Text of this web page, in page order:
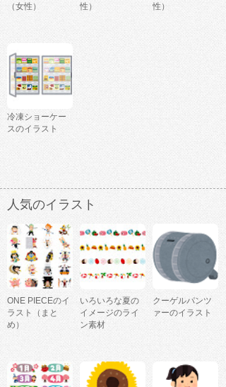
（女性） 性） 性）
冷凍ショーケー
スのイラスト
人気のイラスト
ONE PIECEのイ
ラスト（まと
め）
いろいろな夏の
イメージのライ
ン素材
クーゲルパンツ
ァーのイラスト